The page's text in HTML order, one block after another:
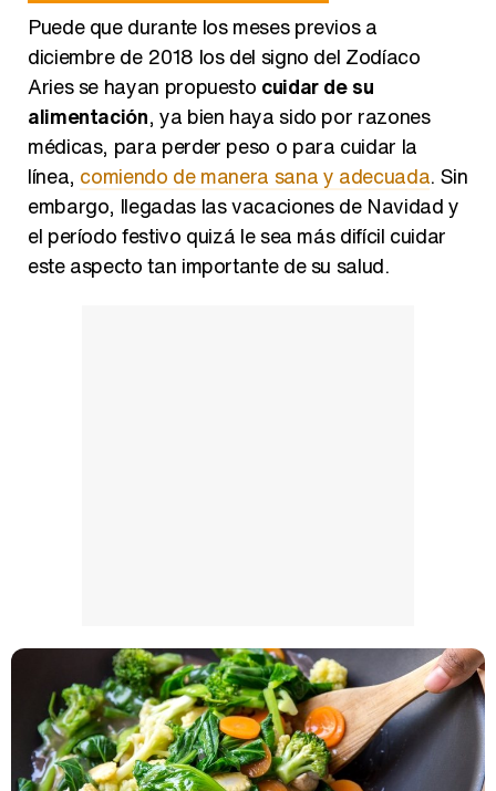
Puede que durante los meses previos a
diciembre de 2018 los del signo del Zodíaco
Aries se hayan propuesto cuidar de su
alimentación, ya bien haya sido por razones
médicas, para perder peso o para cuidar la
línea, comiendo de manera sana y adecuada. Sin
embargo, llegadas las vacaciones de Navidad y
el período festivo quizá le sea más difícil cuidar
este aspecto tan importante de su salud.